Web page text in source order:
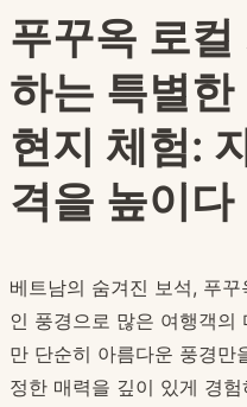
푸꾸옥 로
하는 특별
현지 체험:
격을 높이다
베트남의 숨겨진 보석, 푸
인 풍경으로 많은 여행객의
만 단순히 아름다운 풍경만
정한 매력을 깊이 있게 경